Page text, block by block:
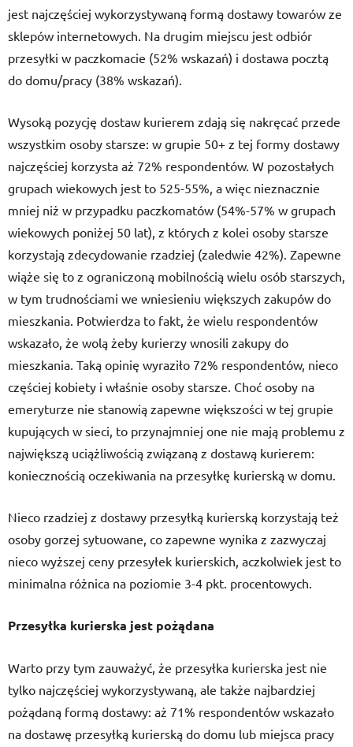
jest najczęściej wykorzystywaną formą dostawy towarów ze
sklepów internetowych. Na drugim miejscu jest odbiór
przesyłki w paczkomacie (52% wskazań) i dostawa pocztą
do domu/pracy (38% wskazań).
Wysoką pozycję dostaw kurierem zdają się nakręcać przede
wszystkim osoby starsze: w grupie 50+ z tej formy dostawy
najczęściej korzysta aż 72% respondentów. W pozostałych
grupach wiekowych jest to 525-55%, a więc nieznacznie
mniej niż w przypadku paczkomatów (54%-57% w grupach
wiekowych poniżej 50 lat), z których z kolei osoby starsze
korzystają zdecydowanie rzadziej (zaledwie 42%). Zapewne
wiąże się to z ograniczoną mobilnością wielu osób starszych,
w tym trudnościami we wniesieniu większych zakupów do
mieszkania. Potwierdza to fakt, że wielu respondentów
wskazało, że wolą żeby kurierzy wnosili zakupy do
mieszkania. Taką opinię wyraziło 72% respondentów, nieco
częściej kobiety i właśnie osoby starsze. Choć osoby na
emeryturze nie stanowią zapewne większości w tej grupie
kupujących w sieci, to przynajmniej one nie mają problemu z
największą uciążliwością związaną z dostawą kurierem:
koniecznością oczekiwania na przesyłkę kurierską w domu.
Nieco rzadziej z dostawy przesyłką kurierską korzystają też
osoby gorzej sytuowane, co zapewne wynika z zazwyczaj
nieco wyższej ceny przesyłek kurierskich, aczkolwiek jest to
minimalna różnica na poziomie 3-4 pkt. procentowych.
Przesyłka kurierska jest pożądana
Warto przy tym zauważyć, że przesyłka kurierska jest nie
tylko najczęściej wykorzystywaną, ale także najbardziej
pożądaną formą dostawy: aż 71% respondentów wskazało
na dostawę przesyłką kurierską do domu lub miejsca pracy